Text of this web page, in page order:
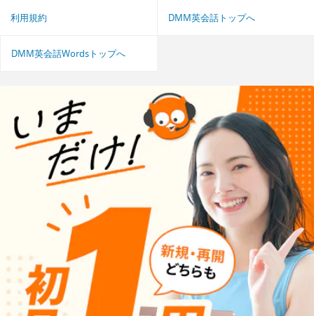
利用規約 DMM英会話トップへ
DMM英会話Wordsトップへ